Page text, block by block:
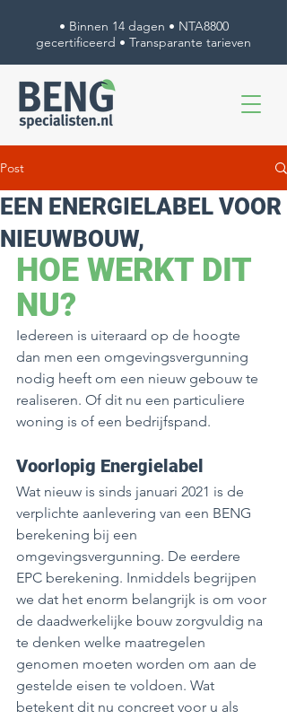
• Binnen 14 dagen • NTA8800
gecertificeerd • Transparante tarieven
Post
EEN ENERGIELABEL VOOR
NIEUWBOUW,
HOE WERKT DIT
NU?
Iedereen is uiteraard op de hoogte
dan men een omgevingsvergunning
nodig heeft om een nieuw gebouw te
realiseren. Of dit nu een particuliere
woning is of een bedrijfspand.
Voorlopig Energielabel
Wat nieuw is sinds januari 2021 is de
verplichte aanlevering van een BENG
berekening bij een
omgevingsvergunning. De eerdere
EPC berekening. Inmiddels begrijpen
we dat het enorm belangrijk is om voor
de daadwerkelijke bouw zorgvuldig na
te denken welke maatregelen
genomen moeten worden om aan de
gestelde eisen te voldoen. Wat
betekent dit nu concreet voor u als